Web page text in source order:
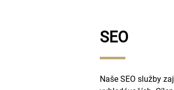
SEO
Naše SEO služby